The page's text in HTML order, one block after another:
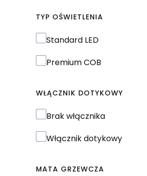
TYP OŚWIETLENIA
Typ oświetlenia
Standard LED
Premium COB
WŁĄCZNIK DOTYKOWY
Włącznik dotykowy
Brak włącznika
Włącznik dotykowy
MATA GRZEWCZA